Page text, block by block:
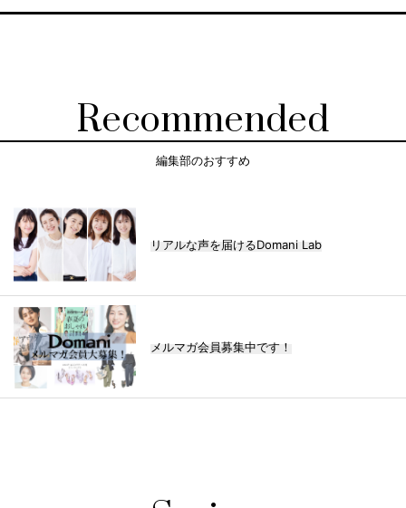
Recommended
編集部のおすすめ
リアルな声を届けるDomani Lab
メルマガ会員募集中です！